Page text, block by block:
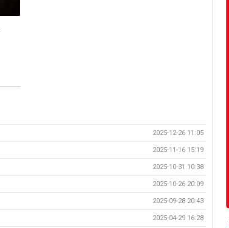
2025-12-26 11:05
2025-11-16 15:19
2025-10-31 10:38
2025-10-26 20:09
2025-09-28 20:43
2025-04-29 16:28